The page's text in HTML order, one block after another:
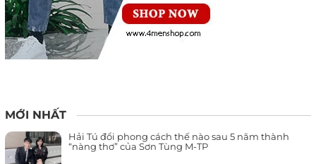
MỚI NHẤT
Hải Tú đổi phong cách thế nào sau 5 năm thành
“nàng thơ” của Sơn Tùng M-TP